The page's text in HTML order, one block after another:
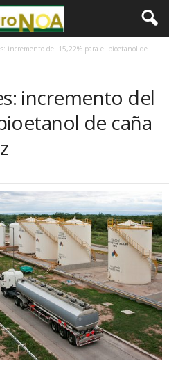
incremento del 15,22% para el bioetanol de
incremento del
de caña